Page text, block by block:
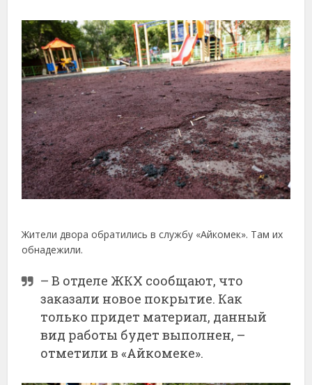
Жители двора обратились в службу «Айкомек». Там их
обнадежили.
– В отделе ЖКХ сообщают, что
заказали новое покрытие. Как
только придет материал, данный
вид работы будет выполнен, –
отметили в «Айкомеке».